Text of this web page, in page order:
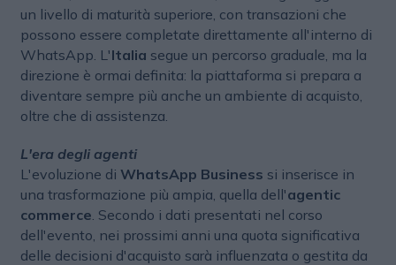
un livello di maturità superiore, con transazioni che
possono essere completate direttamente all'interno di
WhatsApp. L'Italia segue un percorso graduale, ma la
direzione è ormai definita: la piattaforma si prepara a
diventare sempre più anche un ambiente di acquisto,
oltre che di assistenza.
L'era degli agenti
L'evoluzione di WhatsApp Business si inserisce in
una trasformazione più ampia, quella dell'agentic
commerce . Secondo i dati presentati nel corso
dell'evento, nei prossimi anni una quota significativa
delle decisioni d'acquisto sarà influenzata o gestita da